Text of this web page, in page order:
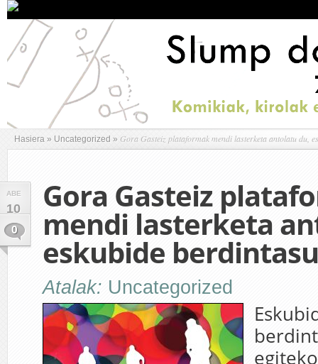
Hasiera » Uncategorized » Gora Gasteiz plataformak mendi lasterketa antolatu du,
ABE
10
0
Gora Gasteiz
mendi lasterketa
eskubide
Atalak: Uncategorized